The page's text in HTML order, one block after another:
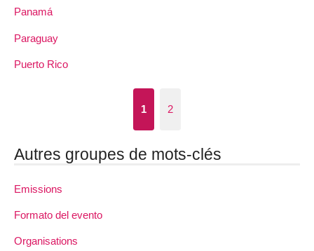
Panamá
Paraguay
Puerto Rico
1 2
Autres groupes de mots-clés
Emissions
Formato del evento
Organisations